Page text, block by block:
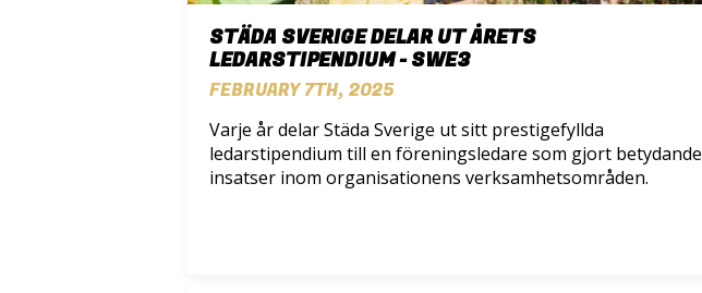
STÄDA SVERIGE DELAR UT ÅRETS
LEDARSTIPENDIUM - SWE3
FEBRUARY 7TH, 2025
Varje år delar Städa Sverige ut sitt prestigefyllda
ledarstipendium till en föreningsledare som gjort betydande
insatser inom organisationens verksamhetsområden.